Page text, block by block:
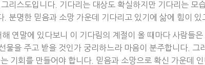
리스도입니다. 기다리는 대상도 확실하지만 기다리는 모
분명한 믿음과 소망 가운데 기다리고 있기에 삶에 힘이 있
연말에 있다보니 이 기다림의 계절이 올 때마다 사람들
물을 주고 받을 것인가 궁리하느라 마음이 분주합니다. 그
기회를 만들어야 합니다. 믿음과 소망으로 확신 가운데